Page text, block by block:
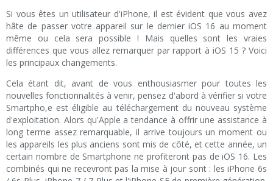
Si vous êtes un utilisateur d'iPhone, il est évident que vous avez
hâte de passer votre appareil sur le dernier iOS 16 au moment
même ou cela sera possible ! Mais quelles sont les vraies
différences que vous allez remarquer par rapport à iOS 15 ? Voici
les principaux changements.
Cela étant dit, avant de vous enthousiasmer pour toutes les
nouvelles fonctionnalités à venir, pensez d'abord à vérifier si votre
Smartpho,e est éligible au téléchargement du nouveau système
d'exploitation. Alors qu'Apple a tendance à offrir une assistance à
long terme assez remarquable, il arrive toujours un moment ou
les appareils les plus anciens sont mis de côté, et cette année, un
certain nombre de Smartphone ne profiteront pas de iOS 16. Les
combinés qui ne recevront pas la mise à jour sont : les iPhone 6s